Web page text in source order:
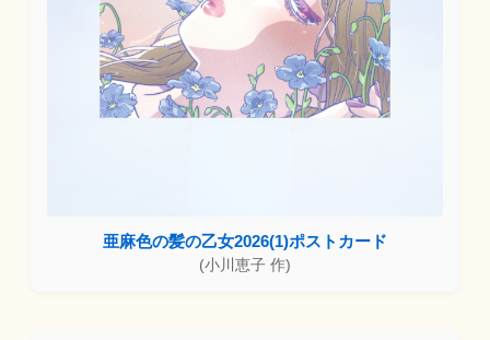
亜麻色の髪の乙女2026(1)ポストカード
(小川恵子 作)